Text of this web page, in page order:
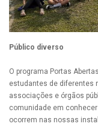
Público diverso
O programa Portas
estudantes de diferentes
associações e órgãos
comunidade em
ocorrem nas nossas